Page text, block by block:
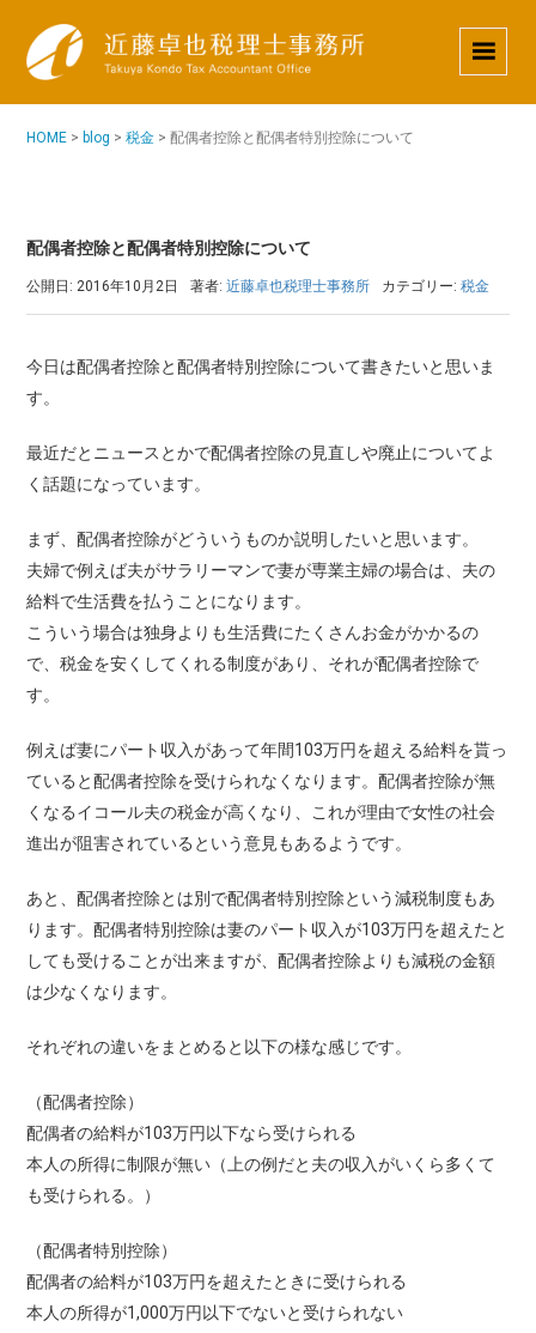
HOME > blog >税金 > 配偶者控除と配偶者特別控除について
配偶者控除と配偶者特別控除について
公開日: 2016年10月2日 著者:近藤卓也税理士事務所 カテゴリー:税金
今日は配偶者控除と配偶者特別控除について書きたいと思いま
す。
最近だとニュースとかで配偶者控除の見直しや廃止についてよ
く話題になっています。
まず、配偶者控除がどういうものか説明したいと思います。
夫婦で例えば夫がサラリーマンで妻が専業主婦の場合は、夫の
給料で生活費を払うことになります。
こういう場合は独身よりも生活費にたくさんお金がかかるの
で、税金を安くしてくれる制度があり、それが配偶者控除で
す。
例えば妻にパート収入があって年間103万円を超える給料を貰っ
ていると配偶者控除を受けられなくなります。配偶者控除が無
くなるイコール夫の税金が高くなり、これが理由で女性の社会
進出が阻害されているという意見もあるようです。
あと、配偶者控除とは別で配偶者特別控除という減税制度もあ
ります。配偶者特別控除は妻のパート収入が103万円を超えたと
しても受けることが出来ますが、配偶者控除よりも減税の金額
は少なくなります。
それぞれの違いをまとめると以下の様な感じです。
（配偶者控除）
配偶者の給料が103万円以下なら受けられる
本人の所得に制限が無い（上の例だと夫の収入がいくら多くて
も受けられる。）
（配偶者特別控除）
配偶者の給料が103万円を超えたときに受けられる
本人の所得が1,000万円以下でないと受けられない